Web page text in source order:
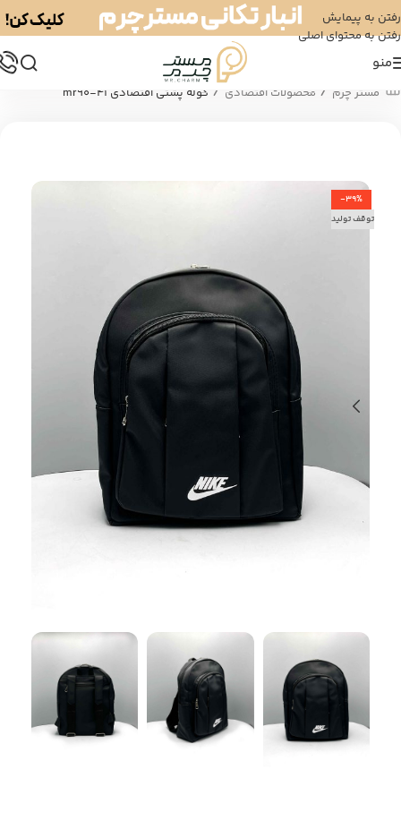
رفتن به پیمایش
رفتن به محتوای اصلی
منو
مستر چرم / محصولات اقتصادی / کوله پشتی اقتصادی mr90-41
-39%
توقف تولید